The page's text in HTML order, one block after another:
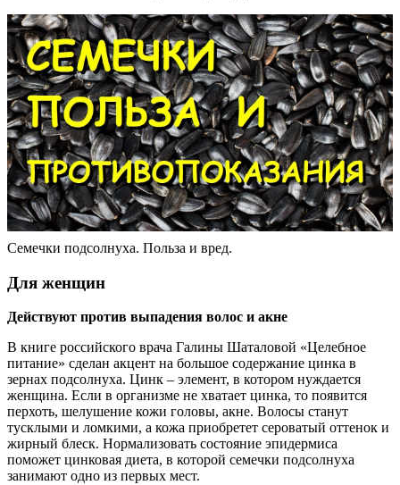
Семечки подсолнуха. Польза и вред.
Для женщин
Действуют против выпадения волос и акне
В книге российского врача Галины Шаталовой «Целебное
питание» сделан акцент на большое содержание цинка в
зернах подсолнуха. Цинк – элемент, в котором нуждается
женщина. Если в организме не хватает цинка, то появится
перхоть, шелушение кожи головы, акне. Волосы станут
тусклыми и ломкими, а кожа приобретет сероватый оттенок и
жирный блеск. Нормализовать состояние эпидермиса
поможет цинковая диета, в которой семечки подсолнуха
занимают одно из первых мест.